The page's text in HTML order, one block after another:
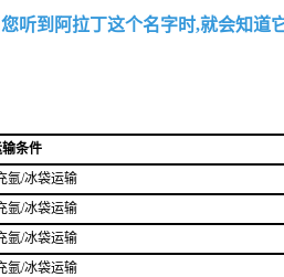
听到阿拉丁这个名字时,就会知道
条件
氩/冰袋运输
氩/冰袋运输
氩/冰袋运输
氩/冰袋运输